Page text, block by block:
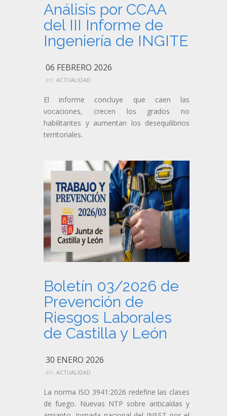
Análisis por CCAA
del III Informe de
Ingeniería de INGITE
06 FEBRERO 2026
en: ACTUALIDAD
El informe concluye que caen las
vocaciones, crecen los grados no
habilitantes y aumentan los desequilibrios
territoriales.
Boletín 03/2026 de
Prevención de
Riesgos Laborales
de Castilla y León
30 ENERO 2026
en: ACTUALIDAD
La norma ISO 3941:2026 redefine las clases
de fuego. Nuevas NTP sobre anticaídas y